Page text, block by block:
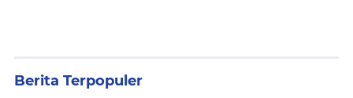
Berita Terpopuler